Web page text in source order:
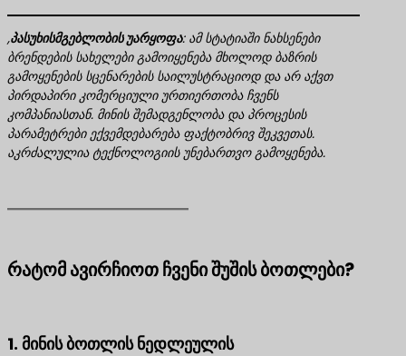
,პასუხისმგებლობის უარყოფა​: ამ სტატიაში ნახსენები
ბრენდების სახელები გამოიყენება მხოლოდ ბაზრის
გამოყენების სცენარების საილუსტრაციოდ და არ აქვთ
პირდაპირი კომერციული ურთიერთობა ჩვენს
კომპანიასთან. მინის შემადგენლობა და პროცესის
პარამეტრები ექვემდებარება ფაქტობრივ შეკვეთას.
აკრძალულია ტექნოლოგიის უნებართვო გამოყენება.
რატომ ავირჩიოთ ჩვენი შუშის ბოთლები?
1. მინის ბოთლის ნედლეულის